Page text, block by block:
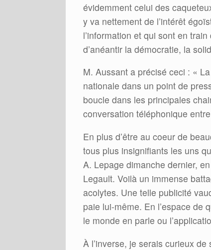
évidemment celui des
y va nettement de l’intérêt
l’information et qui sont en
d’anéantir la démocratie, la
M. Aussant a précisé ceci : «
nationale dans un point de
boucle dans les principales
conversation téléphonique
En plus d’être au coeur de
tous plus insignifiants les uns
A. Lepage dimanche dernier,
Legault. Voilà un immense
acolytes. Une telle publicité
paie lui-même. En l’espace de
le monde en parle ou
À l’inverse, je serais curieux